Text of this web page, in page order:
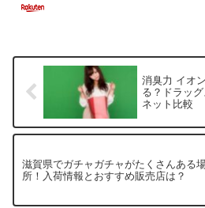
消臭力 イオ
る？ドラッ
ネット比較
滋賀県でガチャガチャがたくさんある
所！入荷情報とおすすめ販売店は？